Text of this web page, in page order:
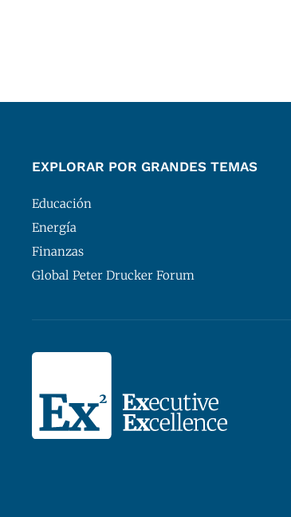
EXPLORAR POR GRANDES TEMAS
Educación
Energía
Finanzas
Global Peter Drucker Forum